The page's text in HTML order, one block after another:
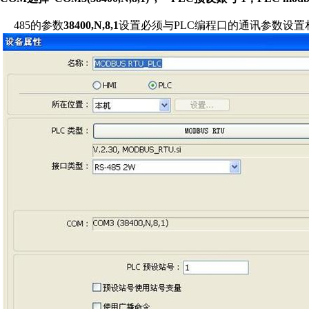
485的参数38400,N,8,1设置必须与PLC编程口的通讯参数设置